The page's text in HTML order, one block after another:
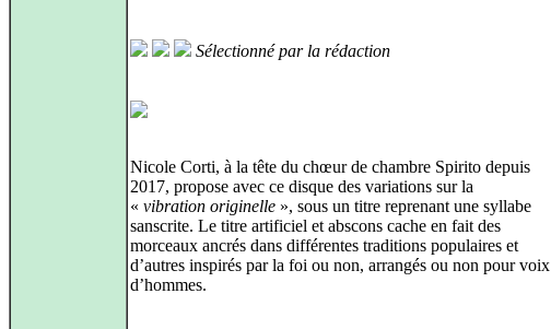
Sélectionné par la rédaction
Nicole Corti, à la tête du chœur de chambre Spirito depuis
2017, propose avec ce disque des variations sur la
« vibration originelle », sous un titre reprenant une syllabe
sanscrite. Le titre artificiel et abscons cache en fait des
morceaux ancrés dans différentes traditions populaires et
d’autres inspirés par la foi ou non, arrangés ou non pour voix
d’hommes.